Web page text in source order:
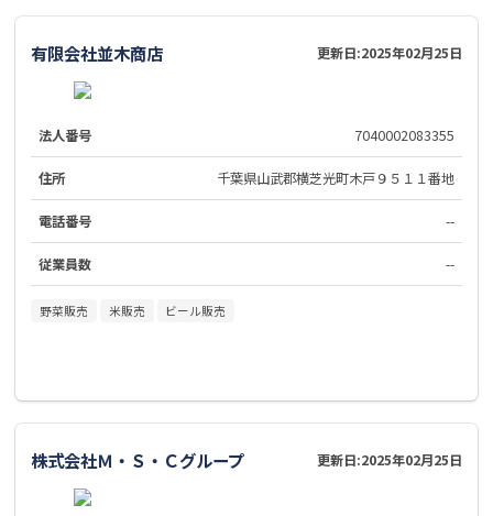
有限会社並木商店 更新日:2025年02月25日
法人番号 7040002083355
住所 千葉県山武郡横芝光町木戸９５１１番地
電話番号 --
従業員数 --
野菜販売 米販売 ビール販売
株式会社Ｍ・Ｓ・Ｃグループ 更新日:2025年02月25日